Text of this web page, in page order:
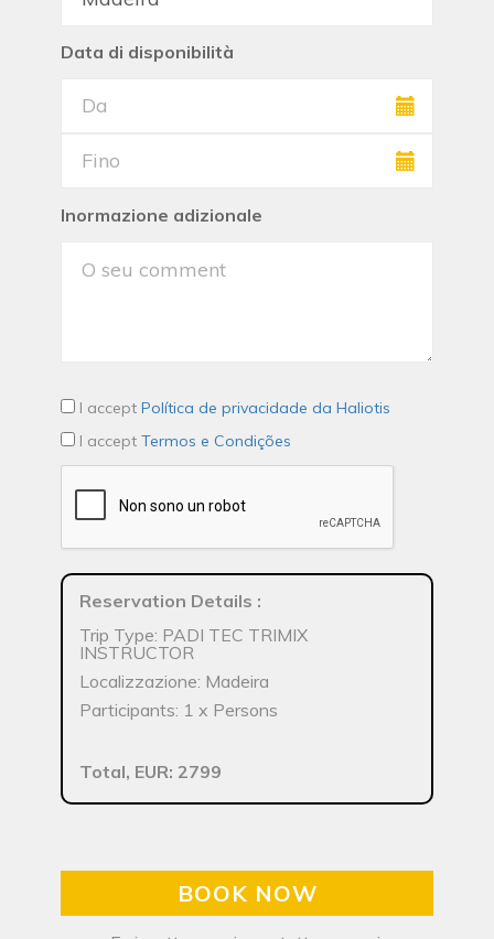
Data di disponibilità
Inormazione adizionale
I accept Política de privacidade da Haliotis
I accept Termos e Condições
Reservation Details :
Trip Type: PADI TEC TRIMIX
INSTRUCTOR
Localizzazione: Madeira
Participants: 1 x Persons
Total, EUR: 2799
BOOK NOW